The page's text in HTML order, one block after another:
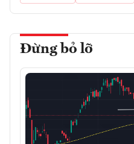
Đừng bỏ lỡ